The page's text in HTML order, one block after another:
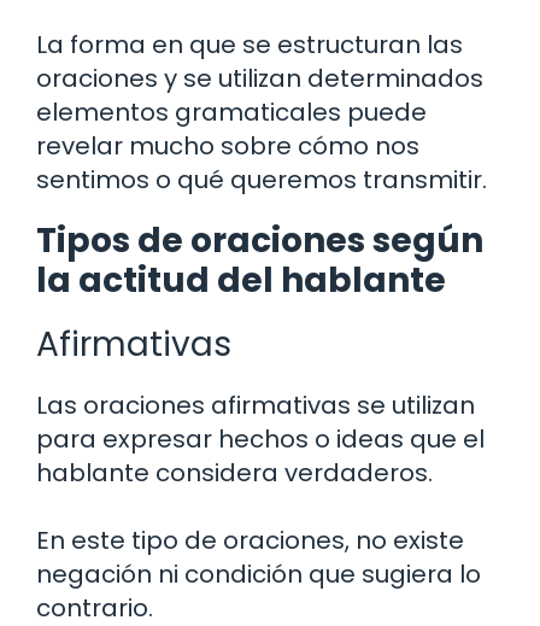
La forma en que se estructuran las
oraciones y se utilizan determinados
elementos gramaticales puede
revelar mucho sobre cómo nos
sentimos o qué queremos transmitir.
Tipos de oraciones según
la actitud del hablante
Afirmativas
Las oraciones afirmativas se utilizan
para expresar hechos o ideas que el
hablante considera verdaderos.
En este tipo de oraciones, no existe
negación ni condición que sugiera lo
contrario.